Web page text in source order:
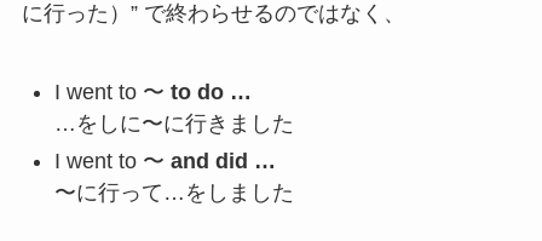
に行った）” で終わらせるのではなく、
I went to 〜 to do …
…をしに〜に行きました
I went to 〜 and did …
〜に行って…をしました